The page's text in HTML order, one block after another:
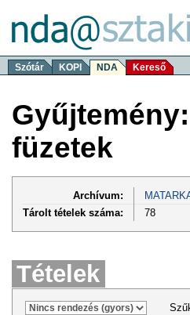
Szótár KOPI NDA Kereső
füzetek
Archívum:
Tárolt tételek száma:
78
Tételek